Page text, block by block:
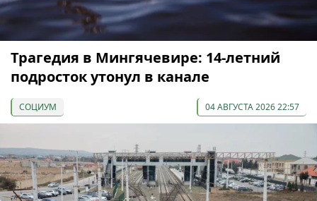
Трагедия в Мингячевире: 14-летний
подросток утонул в канале
СОЦИУМ 04 АВГУСТА 2026 22:57